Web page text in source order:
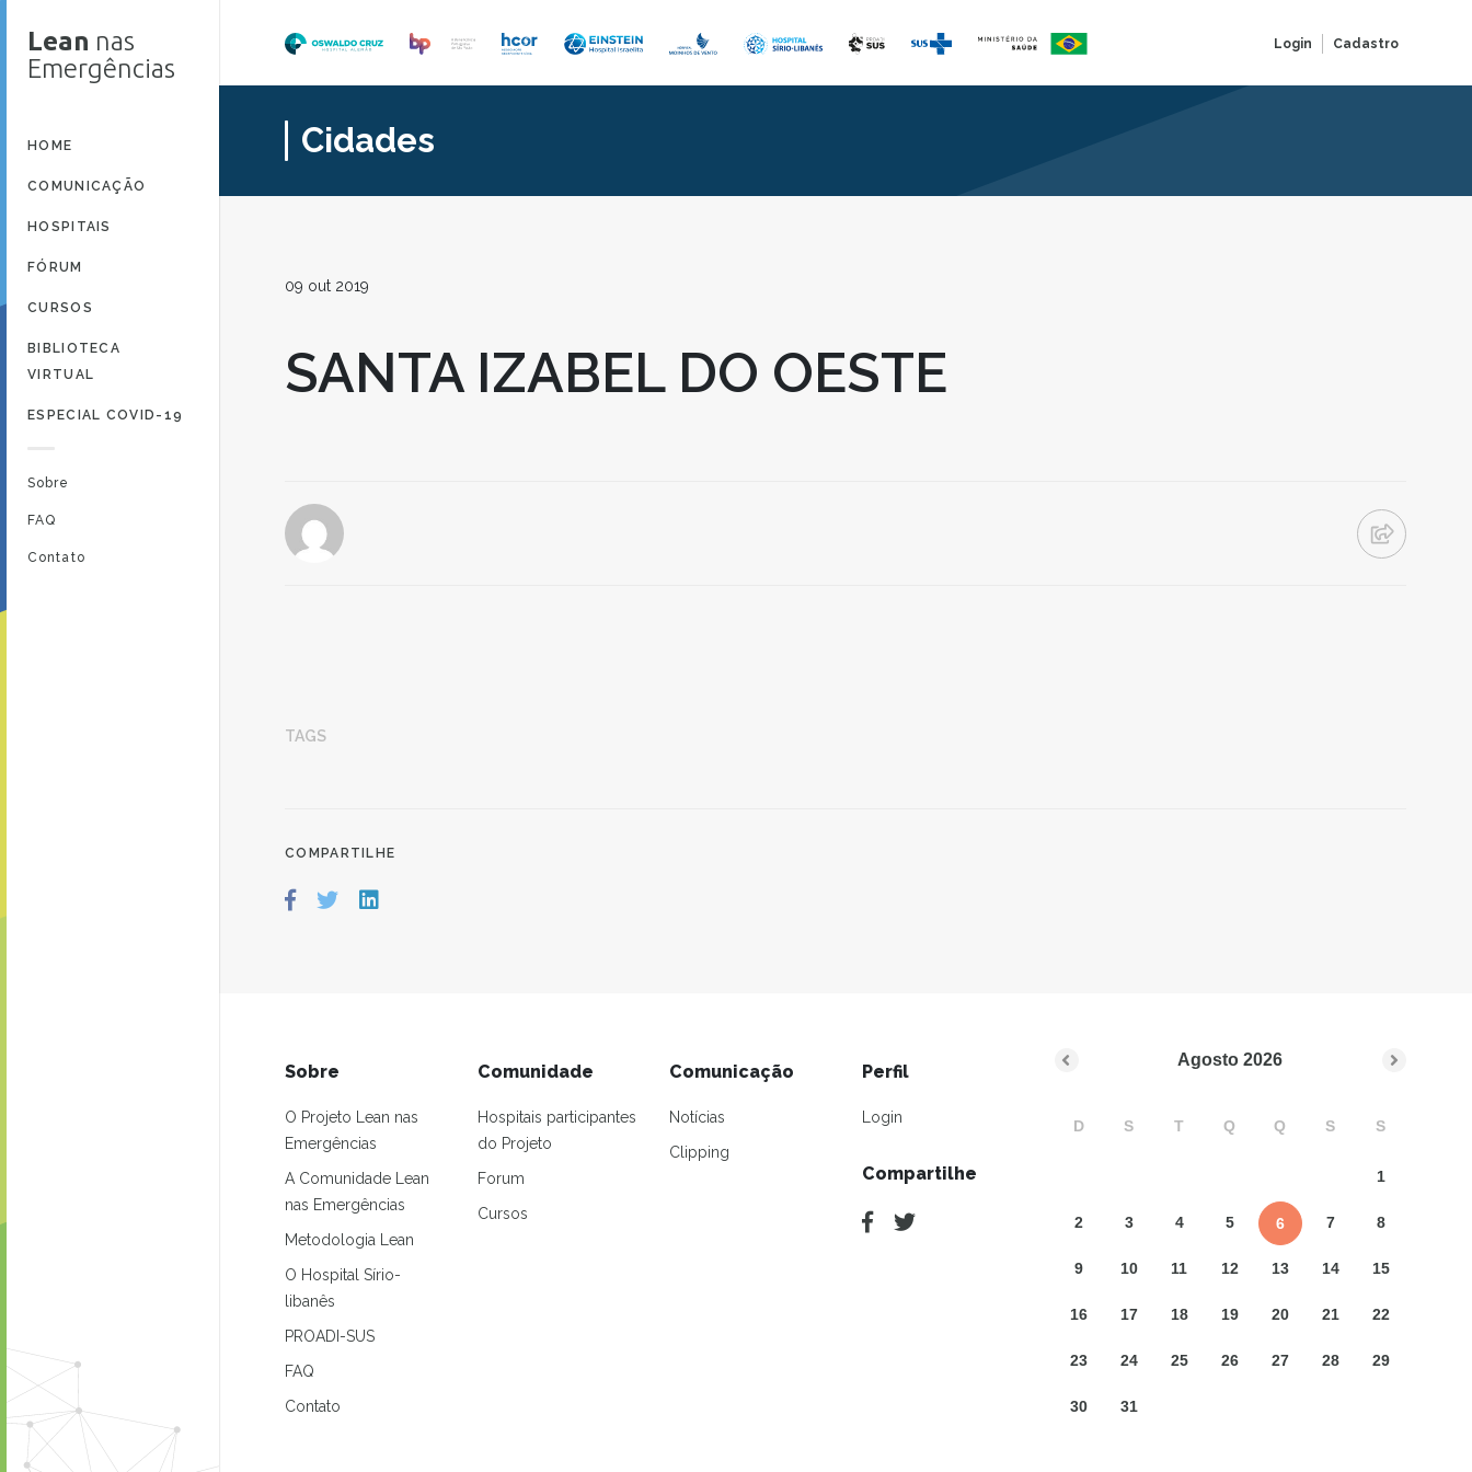
Login Cadastro
Lean nas
Emergências
HOME
COMUNICAÇÃO
HOSPITAIS
FÓRUM
CURSOS
BIBLIOTECA
VIRTUAL
ESPECIAL COVID-19
Sobre
FAQ
Contato
Cidades
09 out 2019
SANTA IZABEL DO OESTE
TAGS
COMPARTILHE
Sobre
O Projeto Lean nas
Emergências
A Comunidade Lean
nas Emergências
Metodologia Lean
O Hospital Sírio-
libanês
PROADI-SUS
FAQ
Contato
Comunidade
Hospitais participantes
do Projeto
Forum
Cursos
Comunicação
Notícias
Clipping
Perfil
Login
Compartilhe
Agosto 2026
D S T Q Q S S
1
2 3 4 5 6 7 8
9 10 11 12 13 14 15
16 17 18 19 20 21 22
23 24 25 26 27 28 29
30 31